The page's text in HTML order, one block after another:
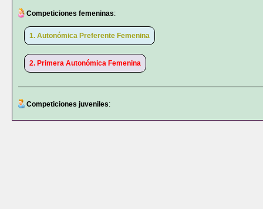
Competiciones femeninas:
1. Autonómica Preferente Femenina
2. Primera Autonómica Femenina
Competiciones juveniles: